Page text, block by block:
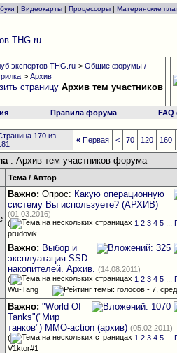
| Видеокарты | Процессоры | Материнские
экспертов THG.ru > Общие форумы /
> Архив
Архив тем участников
Правила форума
170 из
« Первая < 70 120 160
: Архив тем участников форума
Тема /Автор
Важно: Опрос: Какую операционную
систему Вы используете? (АРХИВ)
(01.03.2016)
(
1 2 3 4 5 ...
prudovik
Важно: Выбор и
эксплуатация SSD
накопителей. Архив. (14.08.2011)
(
1 2 3 4 5 ...
Wu-Tang
Важно: "World Of
Tanks"("Мир
танков") MMO-action (архив) (05.02.2011)
(
1 2 3 4 5 ...
V1ktor#1